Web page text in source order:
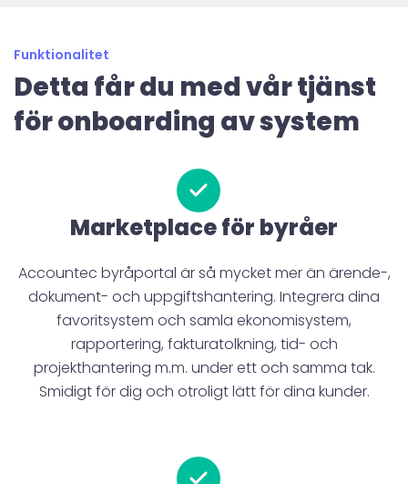
Funktionalitet
Detta får du med vår tjänst
för onboarding av system
Marketplace för byråer
Accountec byråportal är så mycket mer än ärende-,
dokument- och uppgiftshantering. Integrera dina
favoritsystem och samla ekonomisystem,
rapportering, fakturatolkning, tid- och
projekthantering m.m. under ett och samma tak.
Smidigt för dig och otroligt lätt för dina kunder.